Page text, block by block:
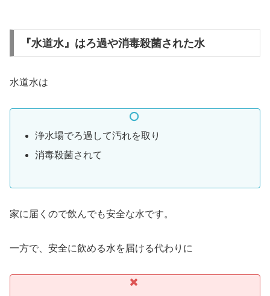
『水道水』はろ過や消毒殺菌された水
水道水は
浄水場でろ過して汚れを取り
消毒殺菌されて
家に届くので飲んでも安全な水です。
一方で、安全に飲める水を届ける代わりに